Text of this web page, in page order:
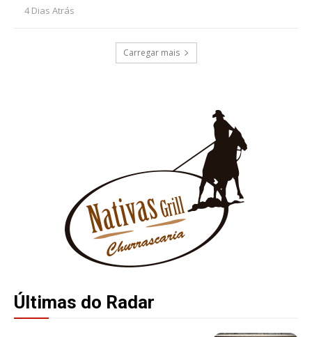
4 Dias Atrás
Carregar mais
Últimas do Radar